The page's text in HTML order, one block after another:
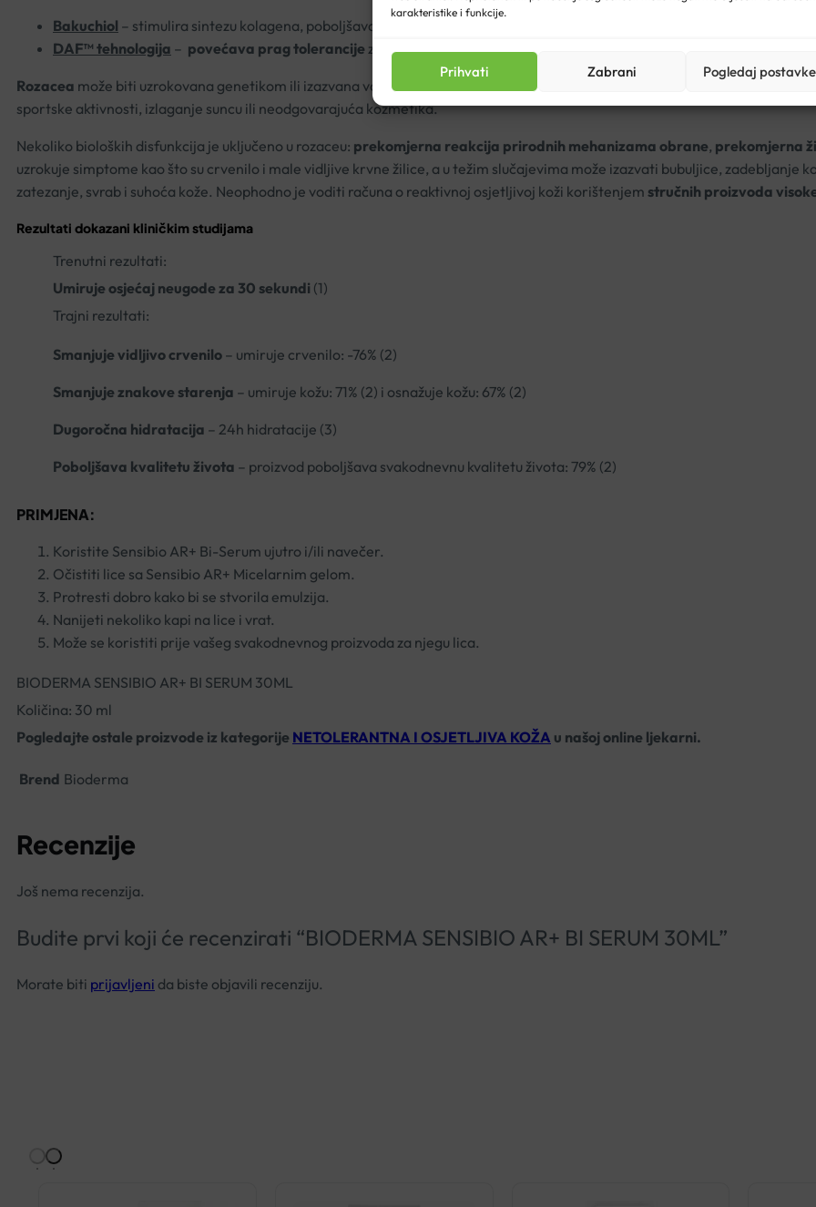
karakteristike i funkcije.
Prihvati Zabrani Pogledaj postavke
Bakuchiol – stimulira sintezu kolagena, poboljšavajući čvrstoću kože i smanjujući sitne bore
DAF™ tehnologija – povećava prag tolerancije za osjetljivu kožu
Rozacea može biti uzrokovana genetikom ili izazvana vanjskim faktorima kao što su emocionalni stres, začinjena hrana,
sportske aktivnosti, izlaganje suncu ili neodgovarajuća kozmetika.
Nekoliko bioloških disfunkcija je uključeno u rozaceu: prekomjerna reakcija prirodnih mehanizama obrane, prekomjerna
uzrokuje simptome kao što su crvenilo i male vidljive krvne žilice, a u težim slučajevima može izazvati bubuljice, zadebljanje
zatezanje, svrab i suhoća kože. Neophodno je voditi računa o reaktivnoj osjetljivoj koži korištenjem stručnih proizvoda
Rezultati dokazani kliničkim studijama
Trenutni rezultati:
Umiruje osjećaj neugode za 30 sekundi (1)
Trajni rezultati:
Smanjuje vidljivo crvenilo – umiruje crvenilo: -76% (2)
Smanjuje znakove starenja – umiruje kožu: 71% (2) i osnažuje kožu: 67% (2)
Dugoročna hidratacija – 24h hidratacije (3)
Poboljšava kvalitetu života – proizvod poboljšava svakodnevnu kvalitetu života: 79% (2)
PRIMJENA:
Koristite Sensibio AR+ Bi-Serum ujutro i/ili navečer.
Očistiti lice sa Sensibio AR+ Micelarnim gelom.
Protresti dobro kako bi se stvorila emulzija.
Nanijeti nekoliko kapi na lice i vrat.
Može se koristiti prije vašeg svakodnevnog proizvoda za njegu lica.
BIODERMA SENSIBIO AR+ BI SERUM 30ML
Količina: 30 ml
Pogledajte ostale proizvode iz kategorije NETOLERANTNA I OSJETLJIVA KOŽA u našoj online ljekarni.
Brend Bioderma
Recenzije
Još nema recenzija.
Budite prvi koji će recenzirati “BIODERMA SENSIBIO AR+ BI SERUM 30ML”
Morate biti prijavljeni da biste objavili recenziju.